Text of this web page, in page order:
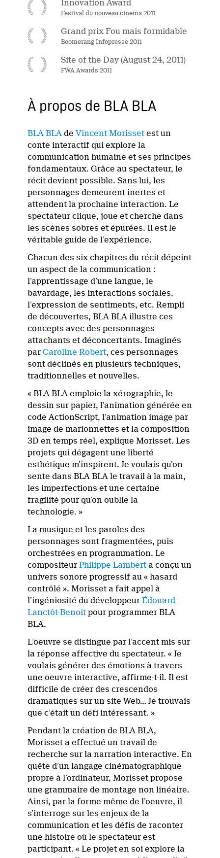
Innovation Award
Festival du nouveau cinéma 2011
Grand prix Fou mais formidable
Boomerang Infopresse 2011
Site of the Day (August 24, 2011)
FWA Awards 2011
À propos de BLA BLA
BLA BLA deVincent Morisset est un
conte interactif qui explore la
communication humaine et ses principes
fondamentaux. Grâce au spectateur, le
récit devient possible. Sans lui, les
personnages demeurent inertes et
attendent la prochaine interaction. Le
spectateur clique, joue et cherche dans
les scènes sobres et épurées. Il est le
véritable guide de l’expérience.
Chacun des six chapitres du récit dépeint
un aspect de la communication :
l’apprentissage d’une langue, le
bavardage, les interactions sociales,
l’expression de sentiments, etc. Rempli
de découvertes, BLA BLA illustre ces
concepts avec des personnages
attachants et déconcertants. Imaginés
parCaroline Robert, ces personnages
sont déclinés en plusieurs techniques,
traditionnelles et nouvelles.
« BLA BLA emploie la xérographie, le
dessin sur papier, l’animation générée en
code ActionScript, l’animation image par
image de marionnettes et la composition
3D en temps réel, explique Morisset. Les
projets qui dégagent une liberté
esthétique m’inspirent. Je voulais qu’on
sente dans BLA BLA le travail à la main,
les imperfections et une certaine
fragilité pour qu’on oublie la
technologie. »
La musique et les paroles des
personnages sont fragmentées, puis
orchestrées en programmation. Le
compositeurPhilippe Lambert a conçu un
univers sonore progressif au « hasard
contrôlé ». Morisset a fait appel à
l’ingéniosité du développeurÉdouard
Lanctôt-Benoit pour programmer BLA
BLA.
L’oeuvre se distingue par l’accent mis sur
la réponse affective du spectateur. « Je
voulais générer des émotions à travers
une oeuvre interactive, affirme-t-il. Il est
difficile de créer des crescendos
dramatiques sur un site Web… Je trouvais
que c’était un défi intéressant. »
Pendant la création de BLA BLA,
Morisset a effectué un travail de
recherche sur la narration interactive. En
quête d’un langage cinématographique
propre à l’ordinateur, Morisset propose
une grammaire de montage non linéaire.
Ainsi, par la forme même de l’oeuvre, il
s’interroge sur les enjeux de la
communication et les défis de raconter
une histoire où le spectateur est
participant. « Le projet en soi explore la